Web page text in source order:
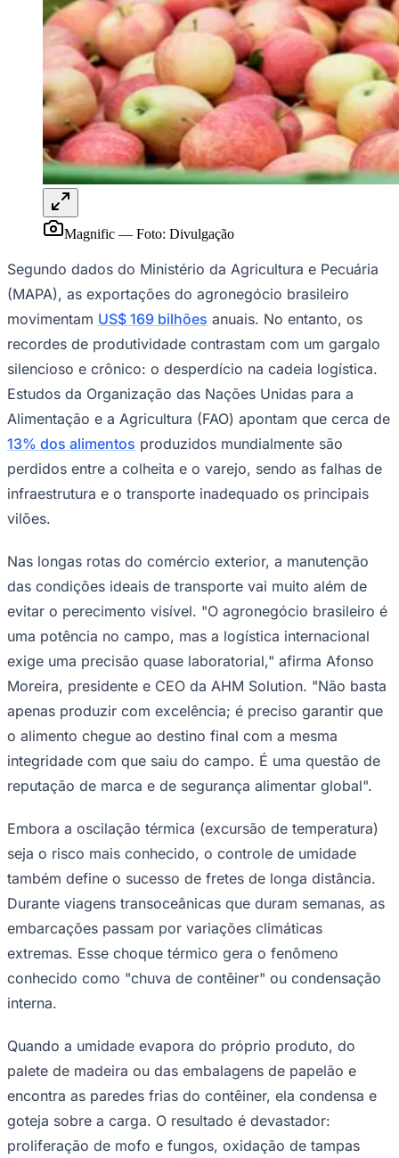
Anuncie Regional
Guia de Empresas
Vagas na RegiãoNovo
Hub de Negócios
Guia Comercial
Selo Verificado
Portal Educacional
Agenda de Vestibulares
Vagas de Emprego
Concursos
Panorama Econômico
Panorama Econômico
Anuncie no Portal
Verificar EmpresaNovo
Anunciar VagasNovo
Publicidade Legal
NBA
Fórmula 1
UFC
Tênis (ATP)
MLB
NHL
Atletismo
Vôlei
Brasileirão Série A
Brasileirão Série B
Copa do Brasil
Libertadores
Copa América
Champions League
Premier League
La Liga
Bundesliga
Mundial 2026
Times - Ir direto
Magnific — Foto: Divulgação
Segundo dados do Ministério da Agricultura e Pecuária
(MAPA), as exportações do agronegócio brasileiro
movimentam US$ 169 bilhões anuais. No entanto, os
recordes de produtividade contrastam com um gargalo
silencioso e crônico: o desperdício na cadeia logística.
Estudos da Organização das Nações Unidas para a
Alimentação e a Agricultura (FAO) apontam que cerca de
13% dos alimentos produzidos mundialmente são
perdidos entre a colheita e o varejo, sendo as falhas de
infraestrutura e o transporte inadequado os principais
vilões.
Nas longas rotas do comércio exterior, a manutenção
das condições ideais de transporte vai muito além de
evitar o perecimento visível. "O agronegócio brasileiro é
uma potência no campo, mas a logística internacional
exige uma precisão quase laboratorial," afirma Afonso
Moreira, presidente e CEO da AHM Solution. "Não basta
apenas produzir com excelência; é preciso garantir que
o alimento chegue ao destino final com a mesma
integridade com que saiu do campo. É uma questão de
reputação de marca e de segurança alimentar global".
Embora a oscilação térmica (excursão de temperatura)
seja o risco mais conhecido, o controle de umidade
também define o sucesso de fretes de longa distância.
Durante viagens transoceânicas que duram semanas, as
embarcações passam por variações climáticas
extremas. Esse choque térmico gera o fenômeno
conhecido como "chuva de contêiner" ou condensação
interna.
Quando a umidade evapora do próprio produto, do
palete de madeira ou das embalagens de papelão e
encontra as paredes frias do contêiner, ela condensa e
goteja sobre a carga. O resultado é devastador:
proliferação de mofo e fungos, oxidação de tampas